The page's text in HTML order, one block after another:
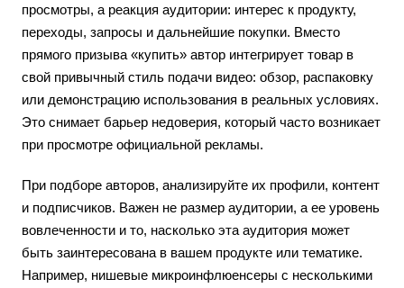
просмотры, а реакция аудитории: интерес к продукту,
переходы, запросы и дальнейшие покупки. Вместо
прямого призыва «купить» автор интегрирует товар в
свой привычный стиль подачи видео: обзор, распаковку
или демонстрацию использования в реальных условиях.
Это снимает барьер недоверия, который часто возникает
при просмотре официальной рекламы.
При подборе авторов, анализируйте их профили, контент
и подписчиков. Важен не размер аудитории, а ее уровень
вовлеченности и то, насколько эта аудитория может
быть заинтересована в вашем продукте или тематике.
Например, нишевые микроинфлюенсеры с несколькими